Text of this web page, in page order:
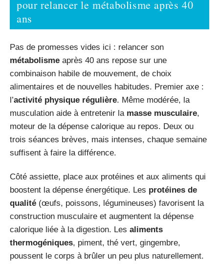
pour relancer le métabolisme après 40
ans
Pas de promesses vides ici : relancer son
métabolisme après 40 ans repose sur une
combinaison habile de mouvement, de choix
alimentaires et de nouvelles habitudes. Premier axe :
l’activité physique régulière. Même modérée, la
musculation aide à entretenir la masse musculaire,
moteur de la dépense calorique au repos. Deux ou
trois séances brèves, mais intenses, chaque semaine
suffisent à faire la différence.
Côté assiette, place aux protéines et aux aliments qui
boostent la dépense énergétique. Les protéines de
qualité (œufs, poissons, légumineuses) favorisent la
construction musculaire et augmentent la dépense
calorique liée à la digestion. Les aliments
thermogéniques, piment, thé vert, gingembre,
poussent le corps à brûler un peu plus naturellement.